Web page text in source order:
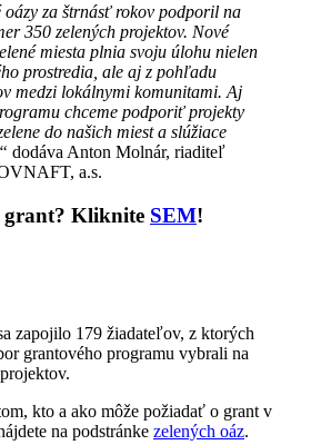
oázy za štrnásť rokov podporil na
350 zelených projektov. Nové
miesta plnia svoju úlohu nielen
prostredia, ale aj z pohľadu
medzi lokálnymi komunitami. Aj
chceme podporiť projekty
do našich miest a slúžiace
,“ dodáva Anton Molnár, riaditeľ
a.s.
grant? Kliknite SEM!
zapojilo 179 žiadateľov, z ktorých
grantového programu vybrali na
kto a ako môže požiadať o grant v
na podstránke zelených oáz.